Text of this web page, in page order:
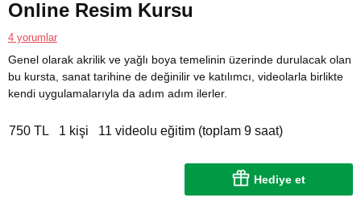
Online Resim Kursu
4 yorumlar
Genel olarak akrilik ve yağlı boya temelinin üzerinde durulacak olan
bu kursta, sanat tarihine de değinilir ve katılımcı, videolarla birlikte
kendi uygulamalarıyla da adım adım ilerler.
750 TL 1 kişi 11 videolu eğitim (toplam 9 saat)
Hediye et